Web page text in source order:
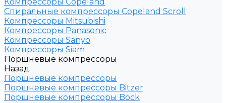
Спиральные компрессоры Copeland Scroll
Компрессоры Mitsubishi
Компрессоры Panasonic
Компрессоры Sanyo
Компрессоры Siam
Поршневые компрессоры
Назад
Поршневые компрессоры
Поршневые компрессоры Bitzer
Поршневые компрессоры Bock